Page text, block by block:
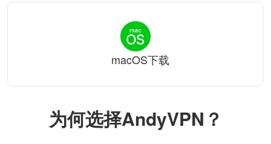
为何选择AndyVPN？
macOS下载